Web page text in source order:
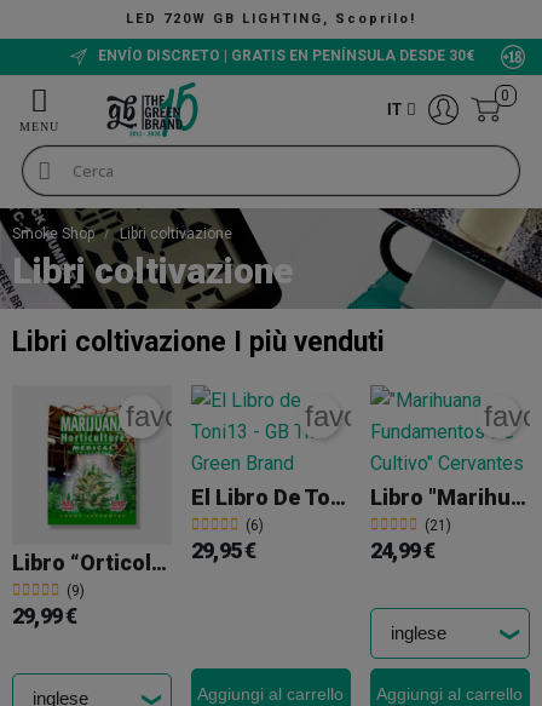
LED 720W GB LIGHTING, Scoprilo!
ENVÍO DISCRETO | GRATIS EN PENÍNSULA DESDE 30€
IT
0
Smoke Shop Libri coltivazione
Libri coltivazione
Libri coltivazione I più venduti
Libro “Orticoltura Della Cannabis: La Bibbia Del Coltivatore Medico Indoor E Outdoor” Di Jorge Cervantes
(9)
favorite_border
29,99 €
El Libro De Toni13
(6)
favorite_border
29,95 €
Aggiungi al carrello
Libro "Marihuana Fundamentos De Cultivo" Jorge Cervantes
(21)
24,99 €
Aggiungi al carrello